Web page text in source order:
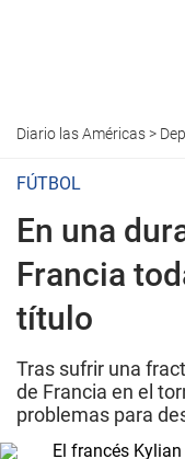
Diario las Américas>
FÚTBOL
En una
Francia
título
Tras sufrir una
de Francia en el
problemas para